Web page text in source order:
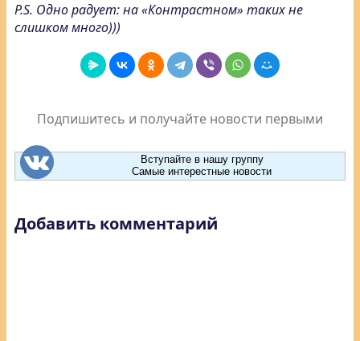
P.S. Одно радует: на «Контрастном» таких не
слишком много)))
Подпишитесь и получайте новости первыми
Вступайте в нашу группу
Самые интерестные новости
Добавить комментарий